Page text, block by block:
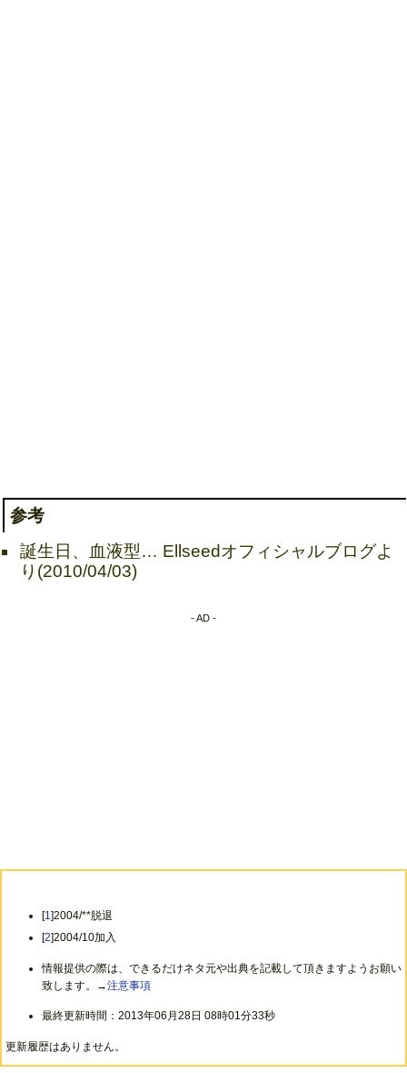
参考
誕生日、血液型… Ellseedオフィシャルブログよ
り(2010/04/03)
- AD -
[1]2004/**脱退
[2]2004/10加入
情報提供の際は、できるだけネタ元や出典を記載して頂きますようお願い
致します。→注意事項
最終更新時間：2013年06月28日 08時01分33秒
更新履歴はありません。